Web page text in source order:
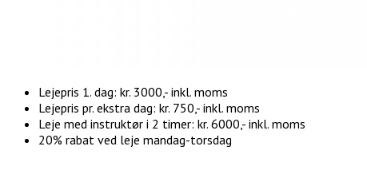
Lejepris 1. dag: kr. 3000,- inkl. moms
Lejepris pr. ekstra dag: kr. 750,- inkl. moms
Leje med instruktør i 2 timer: kr. 6000,- inkl. moms
20% rabat ved leje mandag-torsdag